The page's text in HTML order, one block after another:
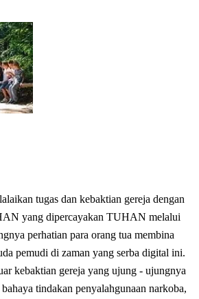
tugas dan kebaktian gereja dengan
yang dipercayakan TUHAN melalui
perhatian para orang tua membina
pemudi di zaman yang serba digital ini.
kebaktian gereja yang ujung - ujungnya
tindakan penyalahgunaan narkoba,